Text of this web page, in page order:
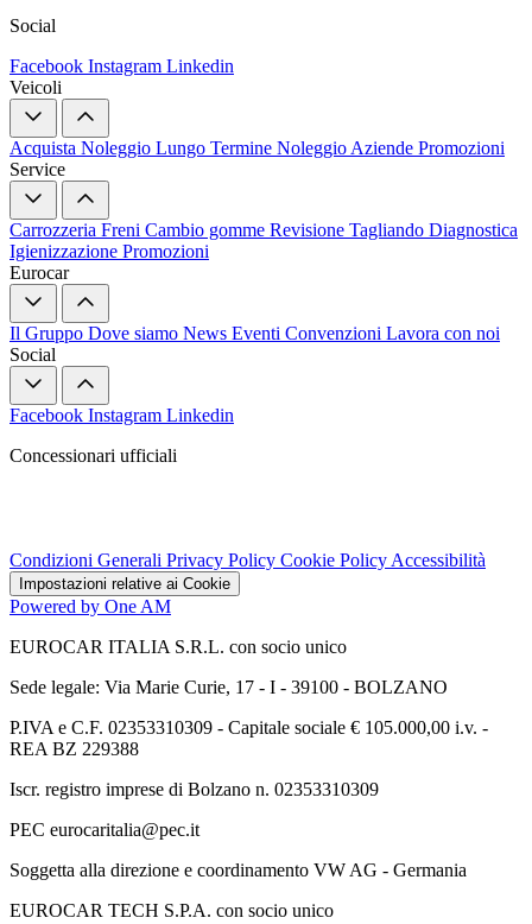
Social
Facebook Instagram Linkedin
Veicoli
Acquista Noleggio Lungo Termine Noleggio Aziende Promozioni
Service
Carrozzeria Freni Cambio gomme Revisione Tagliando Diagnostica
Igienizzazione Promozioni
Eurocar
Il Gruppo Dove siamo News Eventi Convenzioni Lavora con noi
Social
Facebook Instagram Linkedin
Concessionari ufficiali
Condizioni Generali Privacy Policy Cookie Policy Accessibilità
Impostazioni relative ai Cookie
Powered by One AM
EUROCAR ITALIA S.R.L. con socio unico
Sede legale: Via Marie Curie, 17 - I - 39100 - BOLZANO
P.IVA e C.F. 02353310309 - Capitale sociale € 105.000,00 i.v. -
REA BZ 229388
Iscr. registro imprese di Bolzano n. 02353310309
PEC eurocaritalia@pec.it
Soggetta alla direzione e coordinamento VW AG - Germania
EUROCAR TECH S.P.A. con socio unico